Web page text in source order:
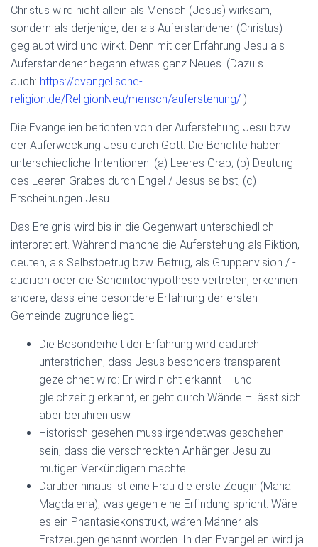
Christus wird nicht allein als Mensch (Jesus) wirksam,
sondern als derjenige, der als Auferstandener (Christus)
geglaubt wird und wirkt. Denn mit der Erfahrung Jesu als
Auferstandener begann etwas ganz Neues. (Dazu s.
auch: https://evangelische-
religion.de/ReligionNeu/mensch/auferstehung/ )
Die Evangelien berichten von der Auferstehung Jesu bzw.
der Auferweckung Jesu durch Gott. Die Berichte haben
unterschiedliche Intentionen: (a) Leeres Grab; (b) Deutung
des Leeren Grabes durch Engel / Jesus selbst; (c)
Erscheinungen Jesu.
Das Ereignis wird bis in die Gegenwart unterschiedlich
interpretiert. Während manche die Auferstehung als Fiktion,
deuten, als Selbstbetrug bzw. Betrug, als Gruppenvision / -
audition oder die Scheintodhypothese vertreten, erkennen
andere, dass eine besondere Erfahrung der ersten
Gemeinde zugrunde liegt.
Die Besonderheit der Erfahrung wird dadurch
unterstrichen, dass Jesus besonders transparent
gezeichnet wird: Er wird nicht erkannt – und
gleichzeitig erkannt, er geht durch Wände – lässt sich
aber berühren usw.
Historisch gesehen muss irgendetwas geschehen
sein, dass die verschreckten Anhänger Jesu zu
mutigen Verkündigern machte.
Darüber hinaus ist eine Frau die erste Zeugin (Maria
Magdalena), was gegen eine Erfindung spricht. Wäre
es ein Phantasiekonstrukt, wären Männer als
Erstzeugen genannt worden. In den Evangelien wird ja